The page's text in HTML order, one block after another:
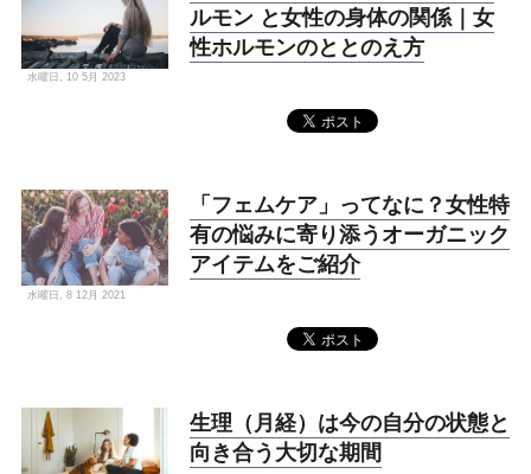
ルモン と女性の身体の関係｜女
性ホルモンのととのえ方
水曜日, 10 5月 2023
「フェムケア」ってなに？女性特
有の悩みに寄り添うオーガニック
アイテムをご紹介
水曜日, 8 12月 2021
生理（月経）は今の自分の状態と
向き合う大切な期間